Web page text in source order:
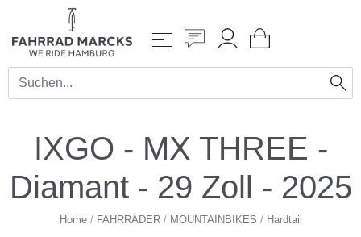
IXGO - MX THREE -
Diamant - 29 Zoll - 2025
Home/ FAHRRÄDER/ MOUNTAINBIKES / Hardtail